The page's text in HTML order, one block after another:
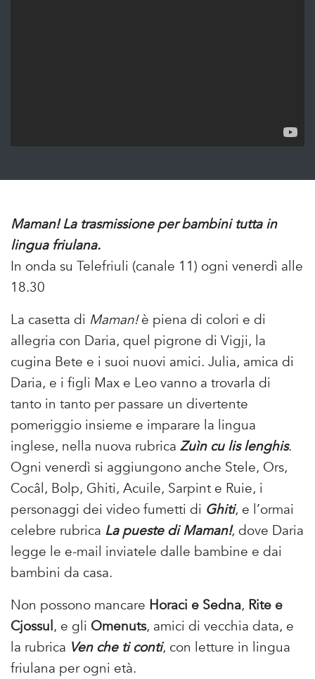
Maman! La trasmissione per bambini tutta in
lingua friulana.
In onda su Telefriuli (canale 11) ogni venerdì alle
18.30
La casetta di Maman!è piena di colori e di
allegria con Daria, quel pigrone di Vigji, la
cugina Bete e i suoi nuovi amici. Julia, amica di
Daria, e i figli Max e Leo vanno a trovarla di
tanto in tanto per passare un divertente
pomeriggio insieme e imparare la lingua
inglese, nella nuova rubrica Zuìn cu lis lenghis.
Ogni venerdì si aggiungono anche Stele, Ors,
Cocâl, Bolp, Ghiti, Acuile, Sarpint e Ruie, i
personaggi dei video fumetti di Ghiti, e l’ormai
celebre rubrica La pueste di Maman!, dove Daria
legge le e-mail inviatele dalle bambine e dai
bambini da casa.
Non possono mancare Horaci e Sedna, Rite e
Cjossul, e gli Omenuts, amici di vecchia data, e
la rubrica Ven che ti conti, con letture in lingua
friulana per ogni età.